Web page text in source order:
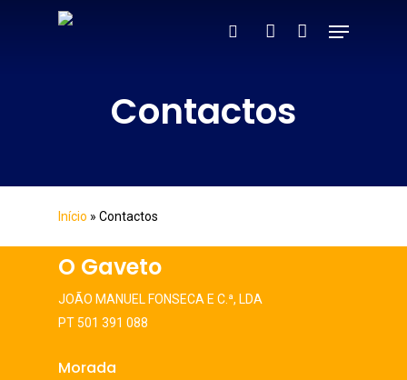
search account
Menu
Contactos
Início » Contactos
O Gaveto
JOÃO MANUEL FONSECA E C.ª, LDA
PT 501 391 088
Morada